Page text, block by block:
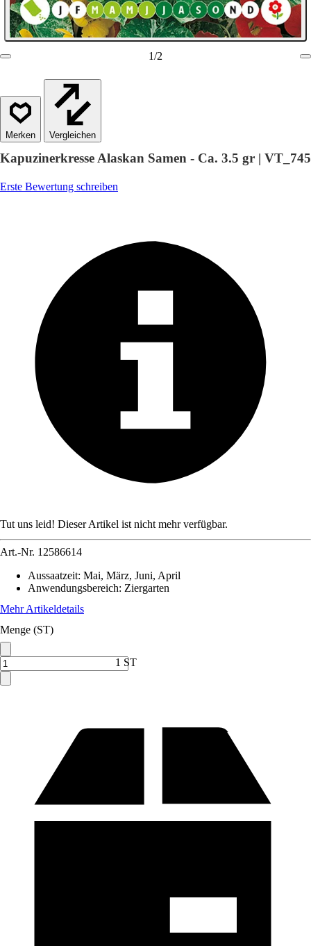
1/2
Vergleichen
Kapuzinerkresse Alaskan Samen - Ca. 3.5 gr | VT_745
Erste Bewertung schreiben
Tut uns leid! Dieser Artikel ist nicht mehr verfügbar.
Art.-Nr. 12586614
Aussaatzeit: Mai, März, Juni, April
Anwendungsbereich: Ziergarten
Mehr Artikeldetails
Menge (ST)
1 ST